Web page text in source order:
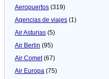
Aeropuertos (319)
Agencias de viajes (1)
Air Asturias (5)
Air Berlin (95)
Air Comet(67)
Air Europa (75)